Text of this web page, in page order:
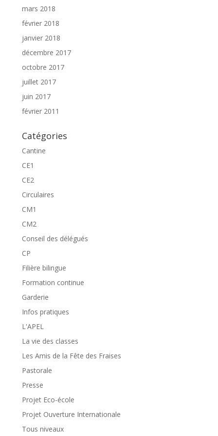
mars 2018
février 2018
janvier 2018
décembre 2017
octobre 2017
juillet 2017
juin 2017
février 2011
Catégories
Cantine
CE1
CE2
Circulaires
CM1
CM2
Conseil des délégués
CP
Filière bilingue
Formation continue
Garderie
Infos pratiques
L'APEL
La vie des classes
Les Amis de la Fête des Fraises
Pastorale
Presse
Projet Eco-école
Projet Ouverture Internationale
Tous niveaux